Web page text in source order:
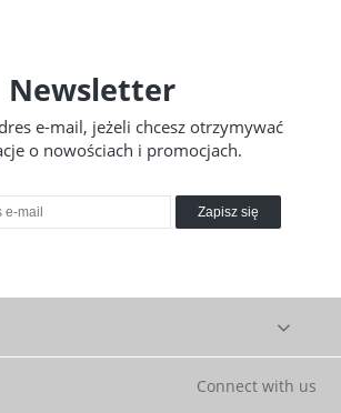
Newsletter
e-mail, jeżeli chcesz otrzymywać
o nowościach i promocjach.
Zapisz się
Connect with us